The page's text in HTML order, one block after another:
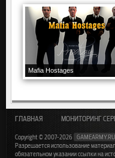
Mafia Hostages
ГЛАВНАЯ МОНИТОРИНГ
Copyright © 2007-2026
GAMEARMY.RU
Разрешается использование
обязательном указании ссылки на